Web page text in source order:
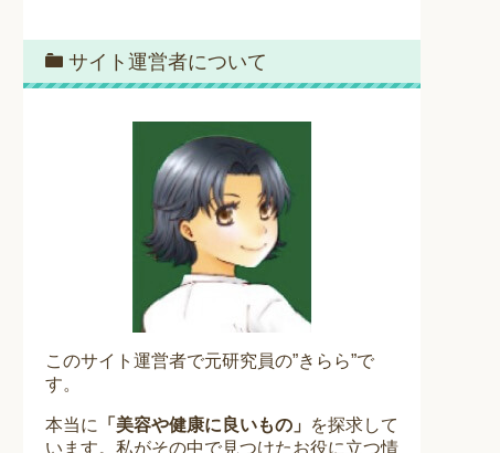
サイト運営者について
このサイト運営者で元研究員の”きらら”で
す。
本当に 「美容や健康に良いもの」 を探求して
います。私がその中で見つけたお役に立つ情